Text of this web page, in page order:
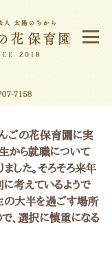
から就職について
した。そろそろ来年
考えているようで
の大半を過ごす場所
、選択に慎重になる